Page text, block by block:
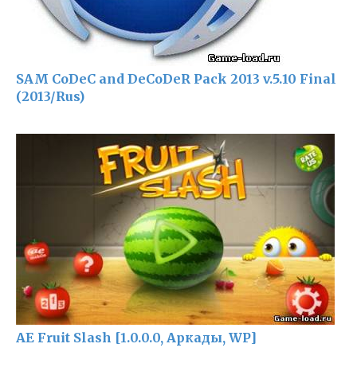
SAM CoDeC and DeCoDeR Pack 2013 v.5.10 Final
(2013/Rus)
AE Fruit Slash [1.0.0.0, Аркады, WP]